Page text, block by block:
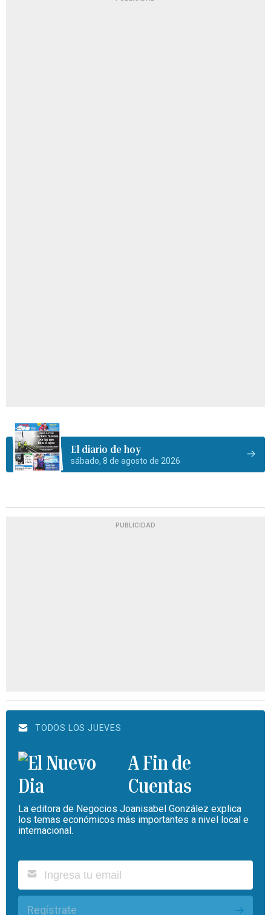
El diario de hoy
sábado, 8 de agosto de 2026
PUBLICIDAD
TODOS LOS JUEVES
A Fin de
Cuentas
La editora de Negocios Joanisabel González explica
los temas económicos más importantes a nivel local e
internacional.
Regístrate